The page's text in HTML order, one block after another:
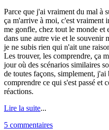
Parce que j'ai vraiment du mal à
ça m'arrive à moi, c'est vraiment
me gonfle, chez tout le monde et
dans une autre vie et le souvenir
je ne subis rien qui n'ait une
Les trouver, les comprendre, ça
jour où des scénarios similaires
de toutes façons, simplement, j'ai
comprendre ce qui s'est passé et
réactions.
Lire la suite...
5 commentaires